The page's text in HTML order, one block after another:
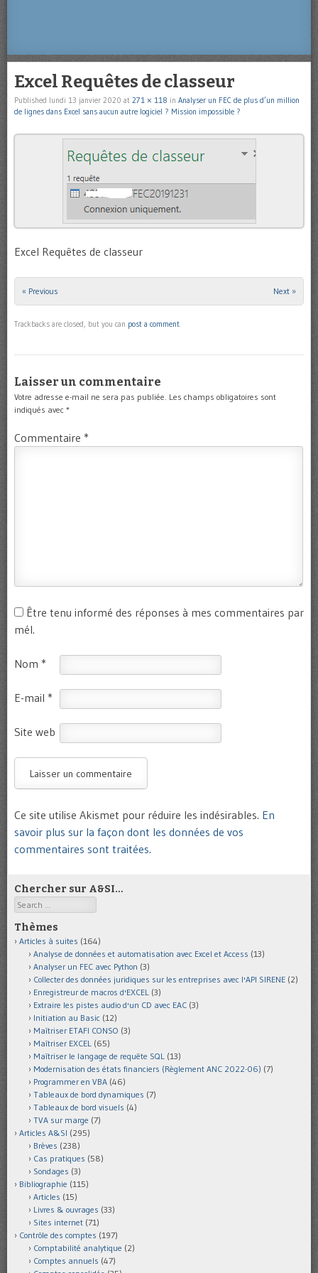
Excel Requêtes de classeur
Published lundi 13 janvier 2020 at 271 × 118 in Analyser un FEC de plus d’un million
de lignes dans Excel sans aucun autre logiciel ? Mission impossible ?
Excel Requêtes de classeur
« Previous Next »
Trackbacks are closed, but you can post a comment.
Laisser un commentaire
Votre adresse e-mail ne sera pas publiée. Les champs obligatoires sont
indiqués avec *
Commentaire *
Être tenu informé des réponses à mes commentaires par
mél.
Nom *
E-mail *
Site web
Ce site utilise Akismet pour réduire les indésirables. En
savoir plus sur la façon dont les données de vos
commentaires sont traitées.
Chercher sur A&SI…
Search
Thèmes
Articles à suites (164)
Analyse de données et automatisation avec Excel et Access (13)
Analyser un FEC avec Python (3)
Collecter des données juridiques sur les entreprises avec l'API SIRENE (2)
Enregistreur de macros d'EXCEL (3)
Extraire les pistes audio d'un CD avec EAC (3)
Initiation au Basic (12)
Maîtriser ETAFI CONSO (3)
Maîtriser EXCEL (65)
Maîtriser le langage de requête SQL (13)
Modernisation des états financiers (Règlement ANC 2022-06) (7)
Programmer en VBA (46)
Tableaux de bord dynamiques (7)
Tableaux de bord visuels (4)
TVA sur marge (7)
Articles A&SI (295)
Brèves (238)
Cas pratiques (58)
Sondages (3)
Bibliographie (115)
Articles (15)
Livres & ouvrages (33)
Sites internet (71)
Contrôle des comptes (197)
Comptabilité analytique (2)
Comptes annuels (47)